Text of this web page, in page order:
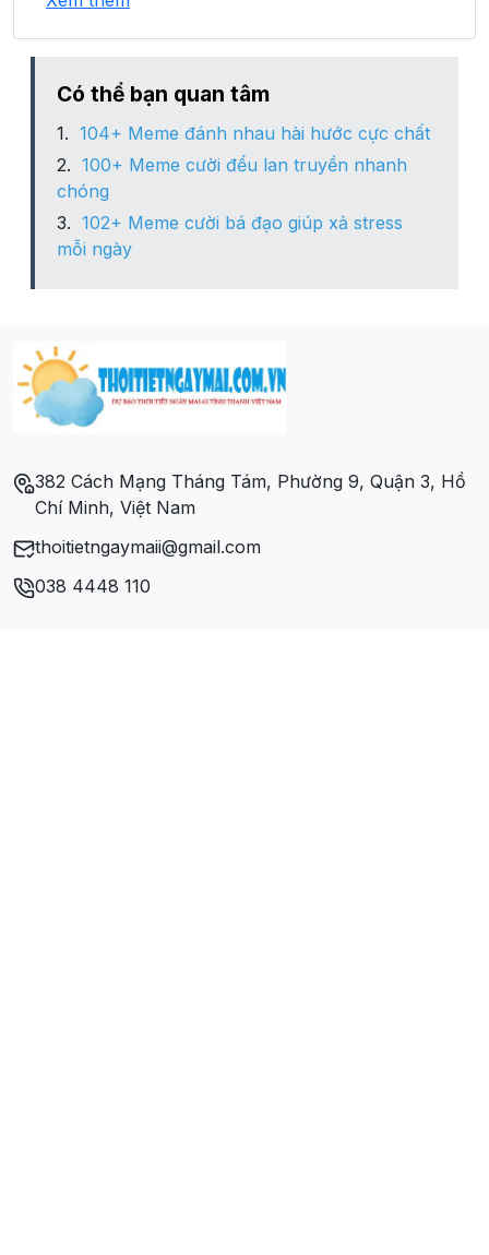
Xã Mỹ Xương
Xã Nhị Mỹ
Xã Phong Mỹ
Xã Phương Trà
Xã Tân Nghĩa
Có thể bạn quan tâm
104+ Meme đánh nhau hài hước cực chất
100+ Meme cười đểu lan truyền nhanh
chóng
102+ Meme cười bá đạo giúp xả stress
mỗi ngày
382 Cách Mạng Tháng Tám, Phường 9, Quận 3, Hồ
Chí Minh, Việt Nam
thoitietngaymaii@gmail.com
038 4448 110